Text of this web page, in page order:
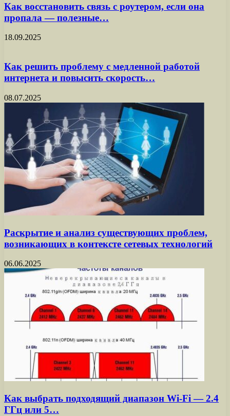
Как восстановить связь с роутером, если она
пропала — полезные…
18.09.2025
Как решить проблему с медленной работой
интернета и повысить скорость…
08.07.2025
Раскрытие и анализ существующих проблем,
возникающих в контексте сетевых технологий
06.06.2025
Как выбрать подходящий диапазон Wi-Fi — 2.4
ГГц или 5…